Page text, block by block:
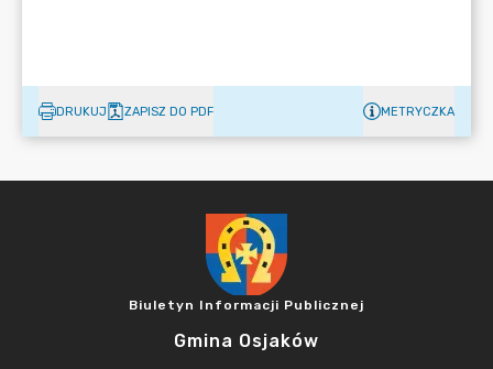
DRUKUJ ZAPISZ DO PDF METRYCZKA
Biuletyn Informacji Publicznej
Gmina Osjaków